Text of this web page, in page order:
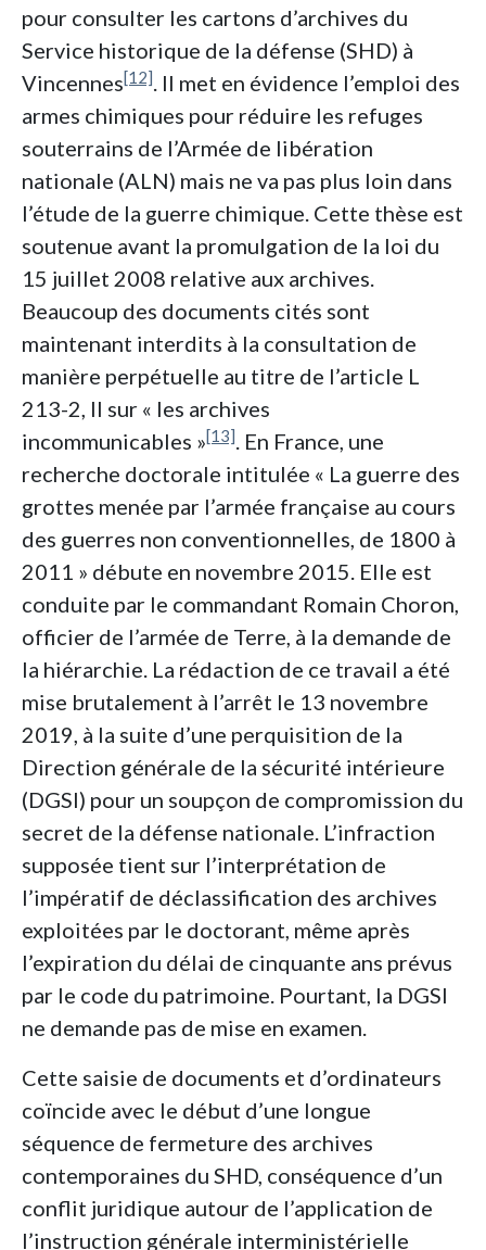
pour consulter les cartons d’archives du
Service historique de la défense (SHD) à
Vincennes[12]. Il met en évidence l’emploi des
armes chimiques pour réduire les refuges
souterrains de l’Armée de libération
nationale (ALN) mais ne va pas plus loin dans
l’étude de la guerre chimique. Cette thèse est
soutenue avant la promulgation de la loi du
15 juillet 2008 relative aux archives.
Beaucoup des documents cités sont
maintenant interdits à la consultation de
manière perpétuelle au titre de l’article L
213-2, II sur « les archives
incommunicables »[13]. En France, une
recherche doctorale intitulée « La guerre des
grottes menée par l’armée française au cours
des guerres non conventionnelles, de 1800 à
2011 » débute en novembre 2015. Elle est
conduite par le commandant Romain Choron,
officier de l’armée de Terre, à la demande de
la hiérarchie. La rédaction de ce travail a été
mise brutalement à l’arrêt le 13 novembre
2019, à la suite d’une perquisition de la
Direction générale de la sécurité intérieure
(DGSI) pour un soupçon de compromission du
secret de la défense nationale. L’infraction
supposée tient sur l’interprétation de
l’impératif de déclassification des archives
exploitées par le doctorant, même après
l’expiration du délai de cinquante ans prévus
par le code du patrimoine. Pourtant, la DGSI
ne demande pas de mise en examen.
Cette saisie de documents et d’ordinateurs
coïncide avec le début d’une longue
séquence de fermeture des archives
contemporaines du SHD, conséquence d’un
conflit juridique autour de l’application de
l’instruction générale interministérielle